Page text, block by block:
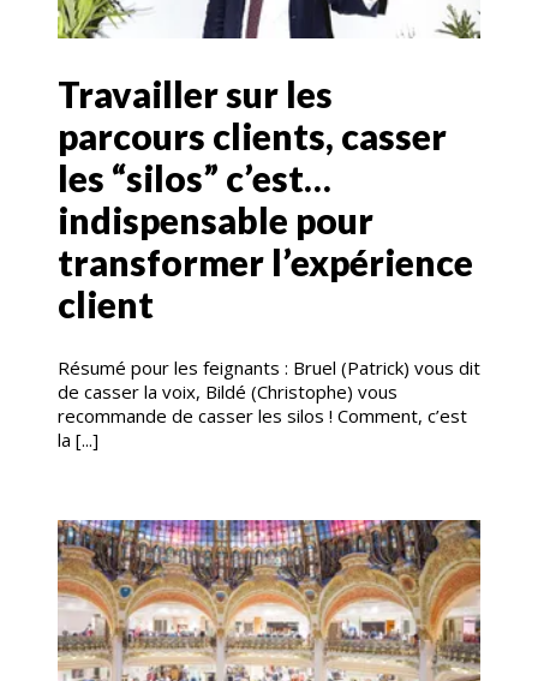
Travailler sur les
parcours clients, casser
les “silos” c’est…
indispensable pour
transformer l’expérience
client
Résumé pour les feignants : Bruel (Patrick) vous dit
de casser la voix, Bildé (Christophe) vous
recommande de casser les silos ! Comment, c’est
la [...]